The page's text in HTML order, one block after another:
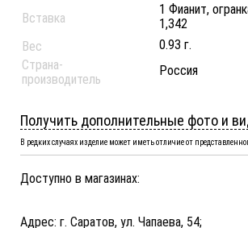
Вставка
1 Фианит,
1,342
Вес
0.93 г.
Страна-
производитель
Россия
Получить дополнительные фото и
В редких случаях изделие может иметь отличие от
Доступно в магазинах:
Адрес: г. Саратов, ул. Чапаева, 54;